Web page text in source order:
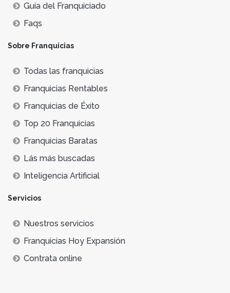
Guía del Franquiciado
Faqs
Sobre Franquicias
Todas las franquicias
Franquicias Rentables
Franquicias de Éxito
Top 20 Franquicias
Franquicias Baratas
Lás más buscadas
Inteligencia Artificial
Servicios
Nuestros servicios
Franquicias Hoy Expansión
Contrata online